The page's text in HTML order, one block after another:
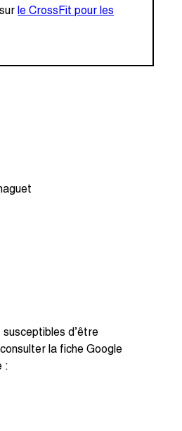
le CrossFit pour les
d’être
la fiche Google
: